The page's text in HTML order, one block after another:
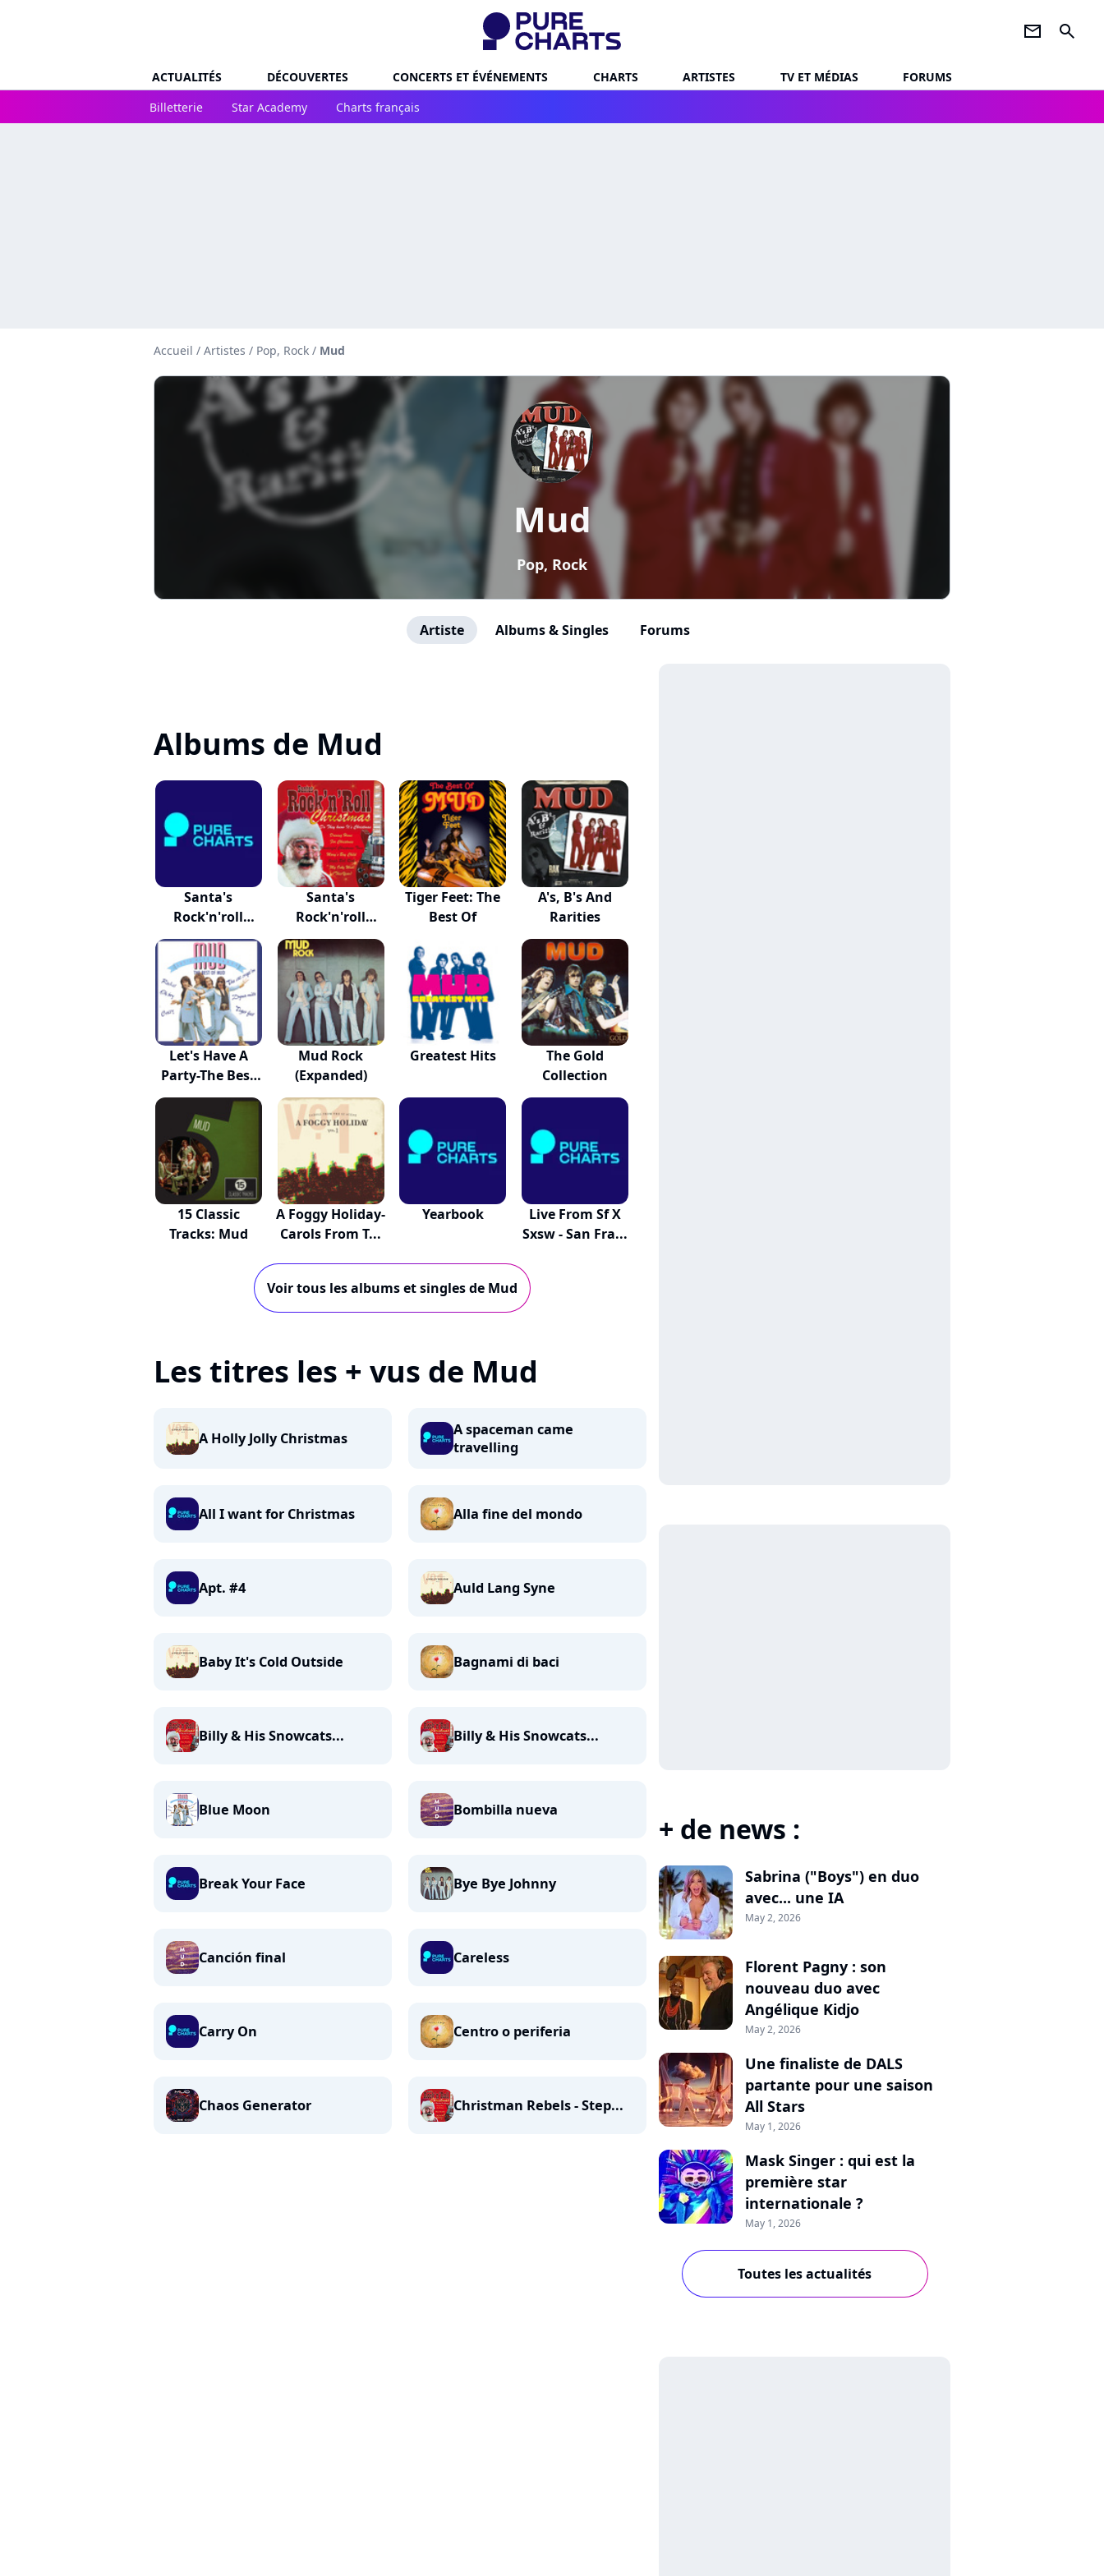
newsletter search
ACTUALITÉS DÉCOUVERTES CONCERTS ET ÉVÉNEMENTS CHARTS ARTISTES TV ET MÉDIAS
FORUMS
Billetterie
Star Academy Charts français
Accueil / Artistes / Pop, Rock / Mud
Mud
Pop, Rock
Artiste Albums & Singles Forums
Albums de Mud
Santa's
Rock'n'roll
Christmas
Santa's
Rock'n'roll
Christmas
Tiger Feet: The
Best Of
A's, B's And
Rarities
Let's Have A
Party-The Best
O...
Mud Rock
(Expanded)
Greatest Hits
The Gold
Collection
15 Classic
Tracks: Mud
A Foggy Holiday-
Carols From T...
Yearbook
Live From Sf X
Sxsw - San Fra...
Voir tous les albums et singles de Mud
Les titres les + vus de Mud
A Holly Jolly Christmas
A spaceman came
travelling
All I want for Christmas Alla fine del mondo
Apt. #4 Auld Lang Syne
Baby It's Cold Outside Bagnami di baci
Billy & His Snowcats... Billy & His Snowcats...
Blue Moon Bombilla nueva
Break Your Face Bye Bye Johnny
Canción final Careless
Carry On Centro o periferia
Chaos Generator Christman Rebels - Step...
+ de news :
Sabrina ("Boys") en duo
avec... une IA
May 2, 2026
Florent Pagny : son
nouveau duo avec
Angélique Kidjo
May 2, 2026
Une finaliste de DALS
partante pour une saison
All Stars
May 1, 2026
Mask Singer : qui est la
première star
internationale ?
May 1, 2026
Toutes les actualités